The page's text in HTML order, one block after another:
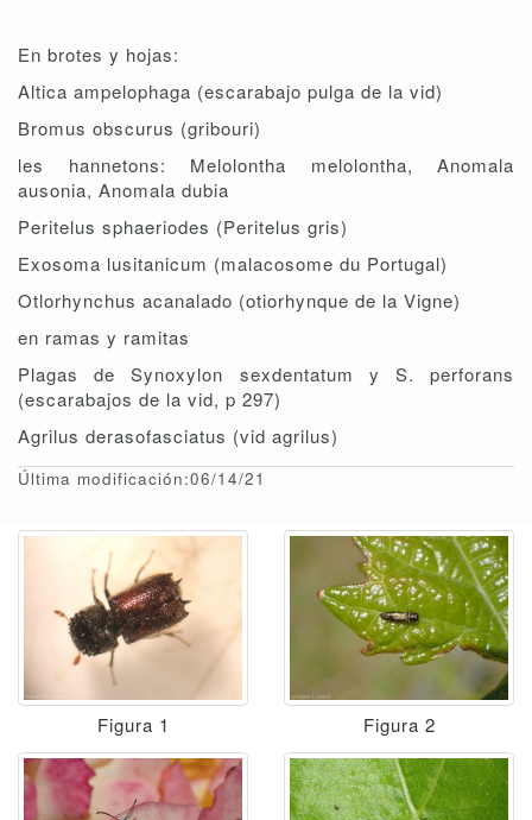
En brotes y hojas:
Altica ampelophaga (escarabajo pulga de la vid)
Bromus obscurus (gribouri)
les hannetons: Melolontha melolontha, Anomala
ausonia, Anomala dubia
Peritelus sphaeriodes (Peritelus gris)
Exosoma lusitanicum (malacosome du Portugal)
Otlorhynchus acanalado (otiorhynque de la Vigne)
en ramas y ramitas
Plagas de Synoxylon sexdentatum y S. perforans
(escarabajos de la vid, p 297)
Agrilus derasofasciatus (vid agrilus)
Última modificación:06/14/21
Figura 1 Figura 2